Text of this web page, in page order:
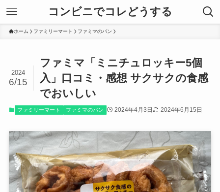
コンビニでコレどうする
ホーム ファミリーマート ファミマのパン
ファミマ「ミニチュロッキー5個
入」口コミ・感想 サクサクの食感
でおいしい
2024
6/15
ファミリーマート ファミマのパン 2024年4月3日 2024年6月15日